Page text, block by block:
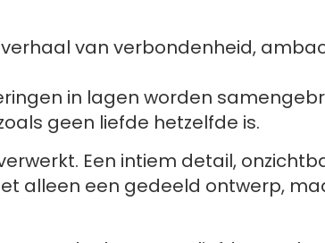
van verbondenheid,
in lagen worden
geen liefde hetzelfde is.
Een intiem detail,
alleen een gedeeld ontwerp,